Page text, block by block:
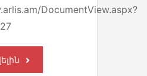
DocumentView.aspx?